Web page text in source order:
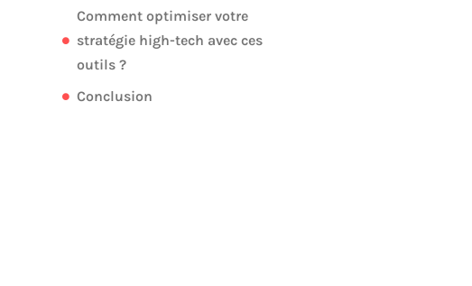
Comment optimiser votre
stratégie high-tech avec ces
outils ?
Conclusion